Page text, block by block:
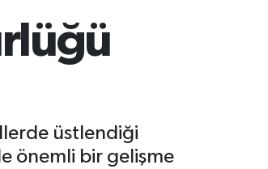
üstlendiği
önemli bir gelişme